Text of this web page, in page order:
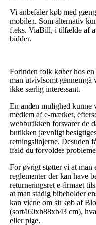
Vi anbefaler køb med
mobilen. Som alternativ
f.eks. ViaBill, i tilfælde af
bidder.
Forinden folk køber hos
man utvivlsomt gennemgå
ikke særlig interessant.
En anden mulighed
medlem af e-mærket,
webbutikken forsvarer de
butikken jævnligt
retningslinjerne. Desuden
ifald du forvoldes
For øvrigt støtter vi at man
reglementer der kan have
returneringsret e-firmaet
at man stadig bibeholder
kan vidne om sit køb af
(sort/l60xh88xb43 cm),
eller pige.